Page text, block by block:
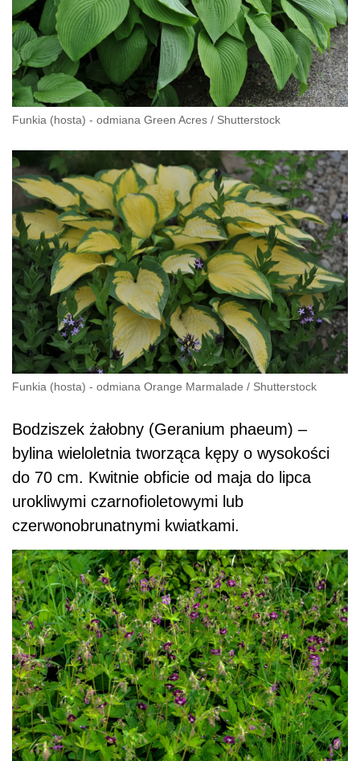
Funkia (hosta) - odmiana Green Acres / Shutterstock
Funkia (hosta) - odmiana Orange Marmalade / Shutterstock
Bodziszek żałobny (Geranium phaeum) –
bylina wieloletnia tworząca kępy o wysokości
do 70 cm. Kwitnie obficie od maja do lipca
urokliwymi czarnofioletowymi lub
czerwonobrunatnymi kwiatkami.